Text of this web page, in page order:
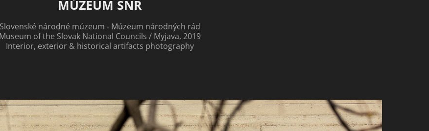
MÚZEUM SNR
Slovenské národné múzeum - Múzeum národných rád
Museum of the Slovak National Councils / Myjava, 2019
Interior, exterior & historical artifacts photography